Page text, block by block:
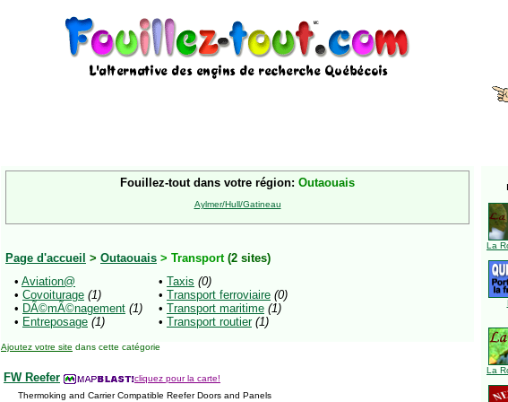
Fouillez-tout dans votre région: Outaouais
Aylmer/Hull/Gatineau
Page d'accueil > Outaouais > Transport (2 sites)
• Aviation@
• Covoiturage (1)
• DÃ©mÃ©nagement (1)
• Entreposage (1)
• Taxis (0)
• Transport ferroviaire (0)
• Transport maritime (1)
• Transport routier (1)
Ajoutez votre site dans cette catégorie
FW Reefer
cliquez pour la carte!
Thermoking and Carrier Compatible Reefer Doors and Panels
La
La